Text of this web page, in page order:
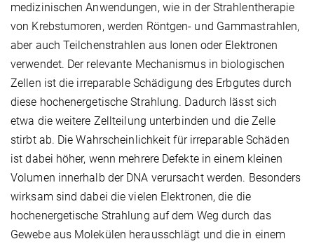
medizinischen Anwendungen, wie in der Strahlentherapie
von Krebstumoren, werden Röntgen- und Gammastrahlen,
aber auch Teilchenstrahlen aus Ionen oder Elektronen
verwendet. Der relevante Mechanismus in biologischen
Zellen ist die irreparable Schädigung des Erbgutes durch
diese hochenergetische Strahlung. Dadurch lässt sich
etwa die weitere Zellteilung unterbinden und die Zelle
stirbt ab. Die Wahrscheinlichkeit für irreparable Schäden
ist dabei höher, wenn mehrere Defekte in einem kleinen
Volumen innerhalb der DNA verursacht werden. Besonders
wirksam sind dabei die vielen Elektronen, die die
hochenergetische Strahlung auf dem Weg durch das
Gewebe aus Molekülen herausschlägt und die in einem